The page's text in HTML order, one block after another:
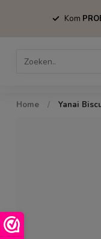
Kom
Home / Yanai